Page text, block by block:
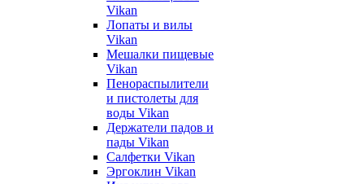
Vikan
Лопаты и вилы
Vikan
Мешалки пищевые
Vikan
Пенораспылители
и пистолеты для
воды Vikan
Держатели падов и
пады Vikan
Салфетки Vikan
Эргоклин Vikan